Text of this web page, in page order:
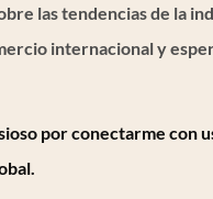
las tendencias de la
internacional y
por conectarme con